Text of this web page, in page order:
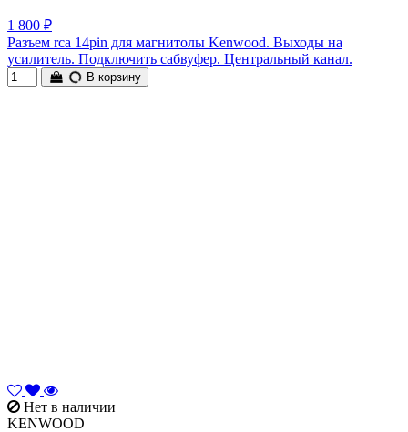
1 800 ₽
Разъем rca 14pin для магнитолы Kenwood. Выходы на
усилитель. Подключить сабвуфер. Центральный канал.
В корзину
Нет в наличии
KENWOOD